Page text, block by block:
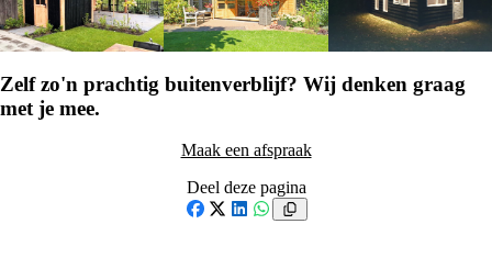
Zelf zo'n prachtig buitenverblijf? Wij denken graag
met je mee.
Maak een afspraak
Deel deze pagina